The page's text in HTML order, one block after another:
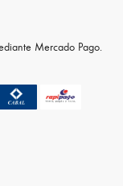
Mercado Pago.